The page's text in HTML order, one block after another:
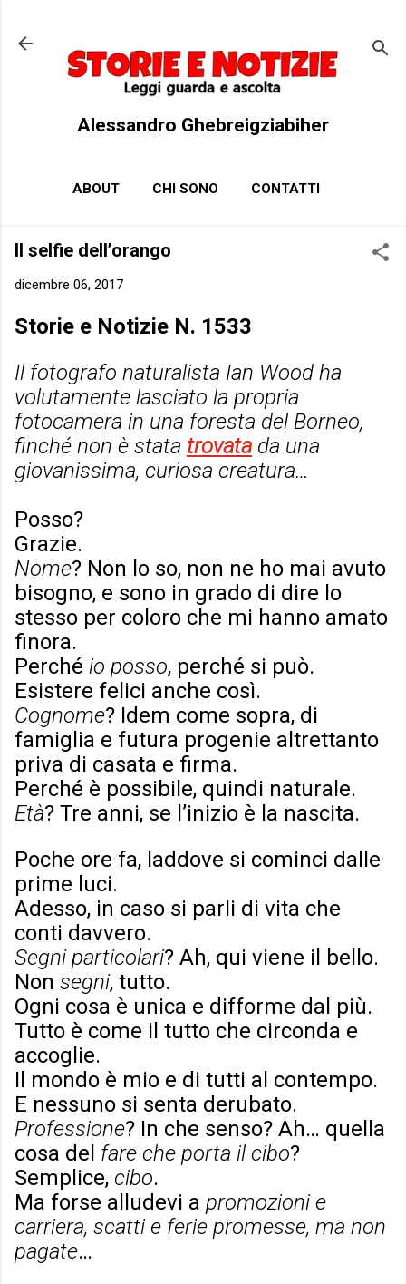
Alessandro Ghebreigziabiher
ABOUT CHI SONO CONTATTI
Il selfie dell’orango
dicembre 06, 2017
Storie e Notizie N. 1533
Il fotografo naturalista Ian Wood ha
volutamente lasciato la propria
fotocamera in una foresta del Borneo,
finché non è stata trovata da una
giovanissima, curiosa creatura…
Posso?
Grazie.
Nome? Non lo so, non ne ho mai avuto
bisogno, e sono in grado di dire lo
stesso per coloro che mi hanno amato
finora.
Perché io posso, perché si può.
Esistere felici anche così.
Cognome? Idem come sopra, di
famiglia e futura progenie altrettanto
priva di casata e firma.
Perché è possibile, quindi naturale.
Età? Tre anni, se l’inizio è la nascita.
Poche ore fa, laddove si cominci dalle
prime luci.
Adesso, in caso si parli di vita che
conti davvero.
Segni particolari? Ah, qui viene il bello.
Non segni, tutto.
Ogni cosa è unica e difforme dal più.
Tutto è come il tutto che circonda e
accoglie.
Il mondo è mio e di tutti al contempo.
E nessuno si senta derubato.
Professione? In che senso? Ah… quella
cosa del fare che porta il cibo?
Semplice, cibo.
Ma forse alludevi a promozioni e
carriera, scatti e ferie promesse, ma non
pagate…